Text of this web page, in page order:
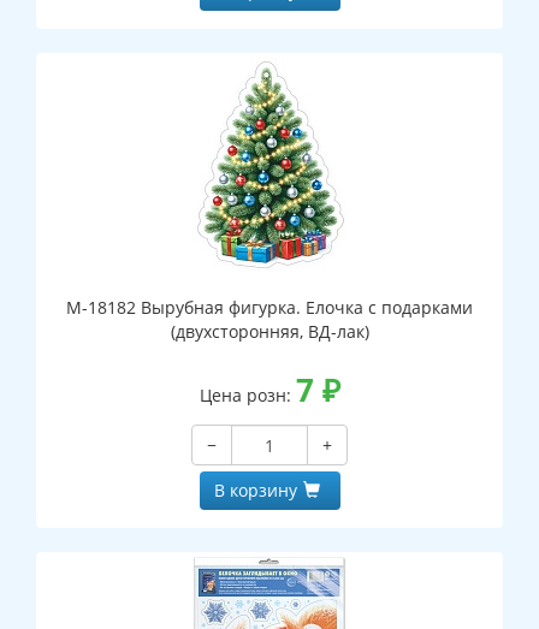
М-18182 Вырубная фигурка. Елочка с подарками
(двухсторонняя, ВД-лак)
Цена розн: 7 ₽
−
+
В корзину